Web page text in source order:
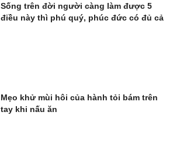
Sống trên đời người càng làm được 5
điều này thì phú quý, phúc đức có đủ cả
Mẹo khử mùi hôi của hành tỏi bám trên
tay khi nấu ăn